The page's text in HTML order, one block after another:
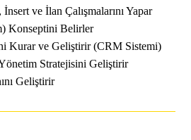
ve İlan Çalışmalarını Yapar
Konseptini Belirler
Kurar ve Geliştirir (CRM Sistemi)
Stratejisini Geliştirir
Geliştirir